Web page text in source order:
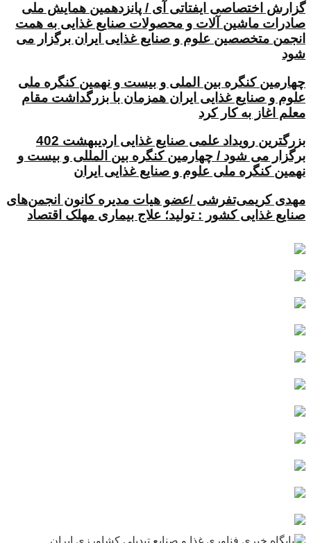
گزارش اختصاصی ایفتاتی آی / پانزدهمین همایش ملی
صادرات ماشین آلات و محصولات صنایع غذایی به همت
انجمن متخصصین علوم و صنایع غذایی ایران برگزار می
شود
چهارمین کنگره بین الملی و بیست و نهمین کنگره ملی
علوم و صنایع غذایی ایران همزمان با بزرگداشت مقام
معلم اغاز به کار کرد
بزرگترین رویداد علمی صنایع غذایی اردیبهشت 402
برگزار می شود / چهارمین کنگره بین المللی و بیست و
نهمین کنگره ملی علوم و صنایع غذایی ایران
مهدی کریمی‌تفرشی /عضو هیات مدیره کانون انجمن‌های
صنایع غذایی کشور : تولید؛ علاج بیماری مهلک اقتصاد